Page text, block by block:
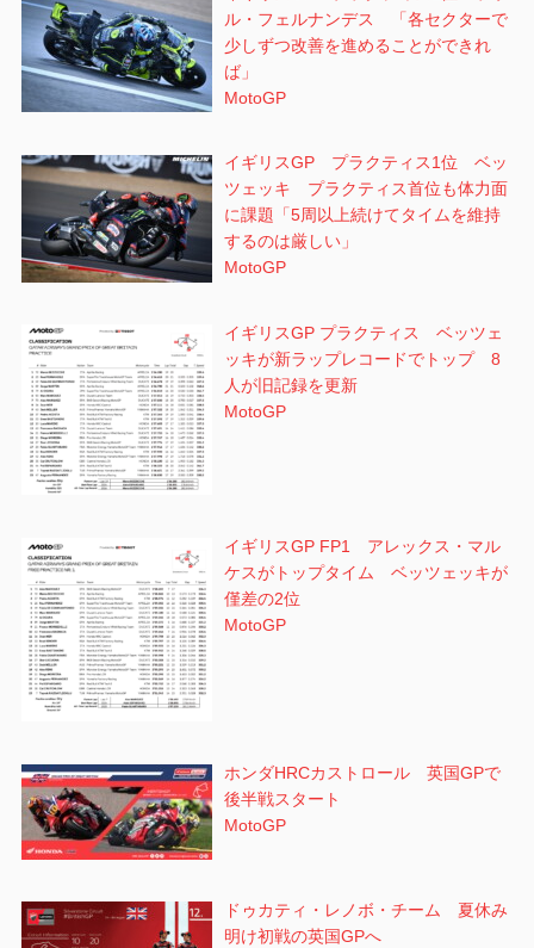
ル・フェルナンデス 「各セクターで
少しずつ改善を進めることができれ
ば」
MotoGP
イギリスGP プラクティス1位 ベッ
ツェッキ プラクティス首位も体力面
に課題「5周以上続けてタイムを維持
するのは厳しい」
MotoGP
イギリスGP プラクティス ベッツェ
ッキが新ラップレコードでトップ 8
人が旧記録を更新
MotoGP
イギリスGP FP1 アレックス・マル
ケスがトップタイム ベッツェッキが
僅差の2位
MotoGP
ホンダHRCカストロール 英国GPで
後半戦スタート
MotoGP
ドゥカティ・レノボ・チーム 夏休み
明け初戦の英国GPへ